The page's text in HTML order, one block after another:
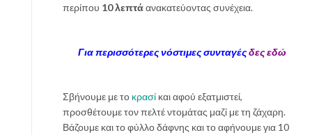
περίπου 10 λεπτάανακατεύοντας συνέχεια.
Για περισσότερες νόστιμες συνταγέςδες εδώ
Σβήνουμε με το κρασί και αφού εξατμιστεί,
προσθέτουμε τον πελτέ ντομάτας μαζί με τη ζάχαρη.
Βάζουμε και το φύλλο δάφνης και το αφήνουμε για 10